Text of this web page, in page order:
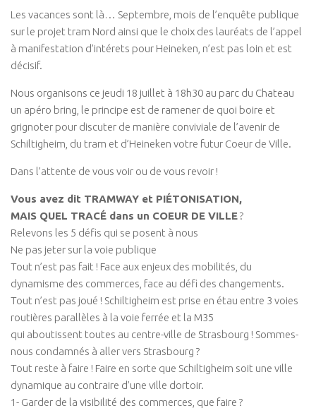
Les vacances sont là… Septembre, mois de l’enquête publique
sur le projet tram Nord ainsi que le choix des lauréats de l’appel
à manifestation d’intérets pour Heineken, n’est pas loin et est
décisif.
Nous organisons ce jeudi 18 juillet à 18h30 au parc du Chateau
un apéro bring, le principe est de ramener de quoi boire et
grignoter pour discuter de manière conviviale de l’avenir de
Schiltigheim, du tram et d’Heineken votre futur Coeur de Ville.
Dans l’attente de vous voir ou de vous revoir !
Vous avez dit TRAMWAY et PIÉTONISATION,
MAIS QUEL TRACÉ dans un COEUR DE VILLE?
Relevons les 5 défis qui se posent à nous
Ne pas jeter sur la voie publique
Tout n’est pas fait ! Face aux enjeux des mobilités, du
dynamisme des commerces, face au défi des changements.
Tout n’est pas joué ! Schiltigheim est prise en étau entre 3 voies
routières parallèles à la voie ferrée et la M35
qui aboutissent toutes au centre-ville de Strasbourg ! Sommes-
nous condamnés à aller vers Strasbourg ?
Tout reste à faire ! Faire en sorte que Schiltigheim soit une ville
dynamique au contraire d’une ville dortoir.
1- Garder de la visibilité des commerces, que faire ?